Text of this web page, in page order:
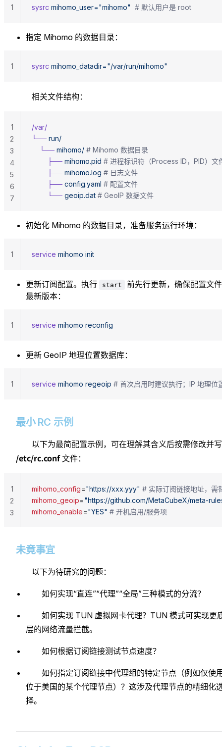
sysrc mihomo_user="mihomo"
  # 默认用户是 root
1
指定 Mihomo 的数据目录：
sysrc mihomo_datadir="/var/run/mihomo"
1
相关文件结构：
/var/
└── run/
    └──
mihomo/ # Mihomo 数据目录
        ├──
mihomo.pid # 进程标识符（Process ID，PID）文
        ├──
mihomo.log # 日志文件
        ├──
config.yaml # 配置文件
        └──
geoip.dat # GeoIP 数据文件
1
2
3
4
5
6
7
初始化 Mihomo 的数据目录，准备服务运行环境：
service mihomo init
1
更新订阅配置。执行 start
前先行更新，确保配置文
最新版本：
service mihomo reconfig
1
更新 GeoIP 地理位置数据库：
service mihomo regeoip # 首次启用时建议执行；IP 地理位
1
最小 RC 示例
以下为最简配置示例，可在理解其含义后按需修改并
/etc/rc.conf文件：
mihomo_config="https://xxx.yyy" # 实际订阅链接地址，需
mihomo_geoip="https://github.com/MetaCubeX/meta-
mihomo_enable="YES" # 开机启用/服务项
1
2
3
未竟事宜
以下为待研究的问题：
如何实现“直连”“代理”“全局”三种模式的分流？
如何实现 TUN 虚拟网卡代理？TUN 模式可实现更
层的网络流量拦截。
如何根据订阅链接测试节点速度？
如何指定订阅链接中代理组的特定节点（例如仅使
位于美国的某个代理节点）？这涉及代理节点的精细化
择。